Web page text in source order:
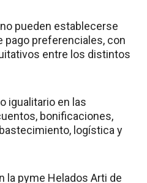
pueden establecerse
pago preferenciales, con
entre los distintos
igualitario en las
bonificaciones,
logística y
la pyme Helados Arti de